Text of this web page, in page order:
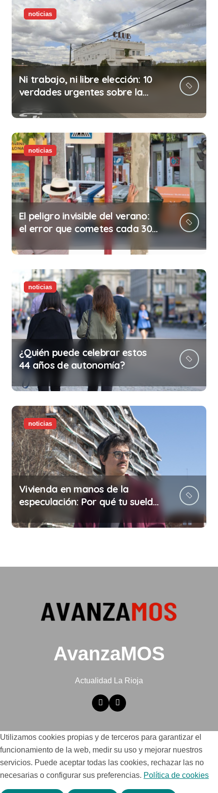
noticias
Ni trabajo, ni libre elección: 10
verdades urgentes sobre la
noticias
El peligro invisible del verano:
el error que cometes cada 30
minutos en tu trabajo (y la
ilegalidad que te puede costar
la vida)
noticias
¿Quién puede celebrar estos
44 años de autonomía?
noticias
Vivienda en manos de la
especulación: Por qué tu sueldo
AvanzaMOS
Actualidad La Rioja
Utilizamos cookies propias y de terceros para garantizar el
funcionamiento de la web, medir su uso y mejorar nuestros
servicios. Puede aceptar todas las cookies, rechazar las no
necesarias o configurar sus preferencias. Política de cookies